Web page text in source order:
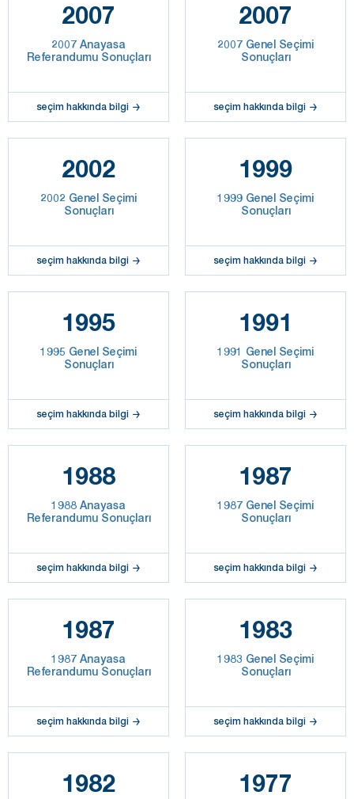
2007
2007 Anayasa
Referandumu Sonuçları
seçim hakkında bilgi
2007
2007 Genel Seçimi
Sonuçları
seçim hakkında bilgi
2002
2002 Genel Seçimi
Sonuçları
seçim hakkında bilgi
1999
1999 Genel Seçimi
Sonuçları
seçim hakkında bilgi
1995
1995 Genel Seçimi
Sonuçları
seçim hakkında bilgi
1991
1991 Genel Seçimi
Sonuçları
seçim hakkında bilgi
1988
1988 Anayasa
Referandumu Sonuçları
seçim hakkında bilgi
1987
1987 Genel Seçimi
Sonuçları
seçim hakkında bilgi
1987
1987 Anayasa
Referandumu Sonuçları
seçim hakkında bilgi
1983
1983 Genel Seçimi
Sonuçları
seçim hakkında bilgi
1982 1977